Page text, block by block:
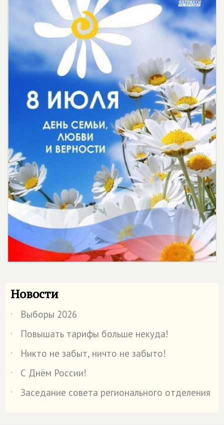
Новости
˙
Выборы 2026
˙
Повышать тарифы больше некуда!
˙
Никто не забыт, ничто не забыто!
˙
С Днём России!
˙
Заседание совета регионального отделения